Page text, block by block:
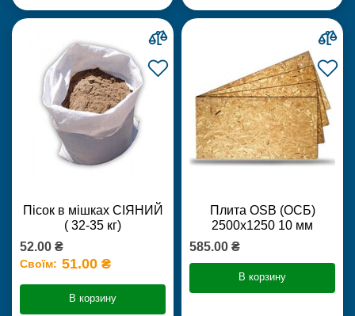
Пісок в мішках СІЯНИЙ
( 32-35 кг)
52.00 ₴
Своїм: 51.00 ₴
В корзину
Плита OSB (ОСБ)
2500х1250 10 мм
585.00 ₴
В корзину